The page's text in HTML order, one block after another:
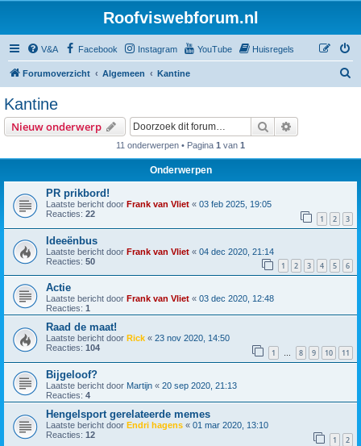
Roofviswebforum.nl
V&A Facebook Instagram YouTube Huisregels
Forumoverzicht Algemeen Kantine
Kantine
Nieuw onderwerp Zoek
11 onderwerpen • Pagina 1 van 1
Onderwerpen
PR prikbord!
Laatste bericht door Frank van Vliet « 03 feb 2025, 19:05
Reacties: 22 1 2 3
Ideeënbus
Laatste bericht door Frank van Vliet « 04 dec 2020, 21:14
Reacties: 50 1 2 3 4 5 6
Actie
Laatste bericht door Frank van Vliet « 03 dec 2020, 12:48
Reacties: 1
Raad de maat!
Laatste bericht door Rick « 23 nov 2020, 14:50
Reacties: 104 1 … 8 9 10 11
Bijgeloof?
Laatste bericht door Martijn « 20 sep 2020, 21:13
Reacties: 4
Hengelsport gerelateerde memes
Laatste bericht door Endri hagens « 01 mar 2020, 13:10
Reacties: 12 1 2